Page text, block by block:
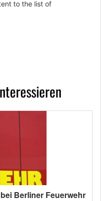
to the list of
Berliner Feuerwehr